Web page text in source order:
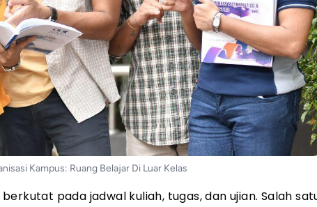
Kampus: Ruang Belajar Di Luar Kelas
pada jadwal kuliah, tugas, dan ujian. Salah